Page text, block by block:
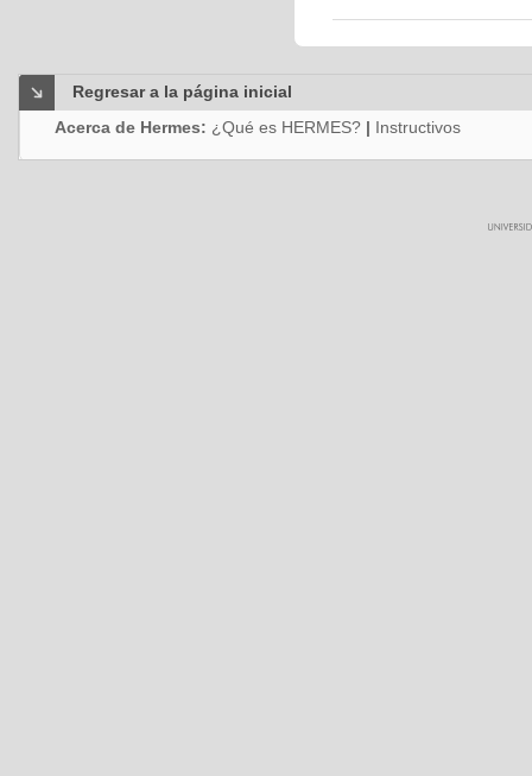
Regresar a la página inicial
Acerca de Hermes: ¿Qué es HERMES? | Instructivos